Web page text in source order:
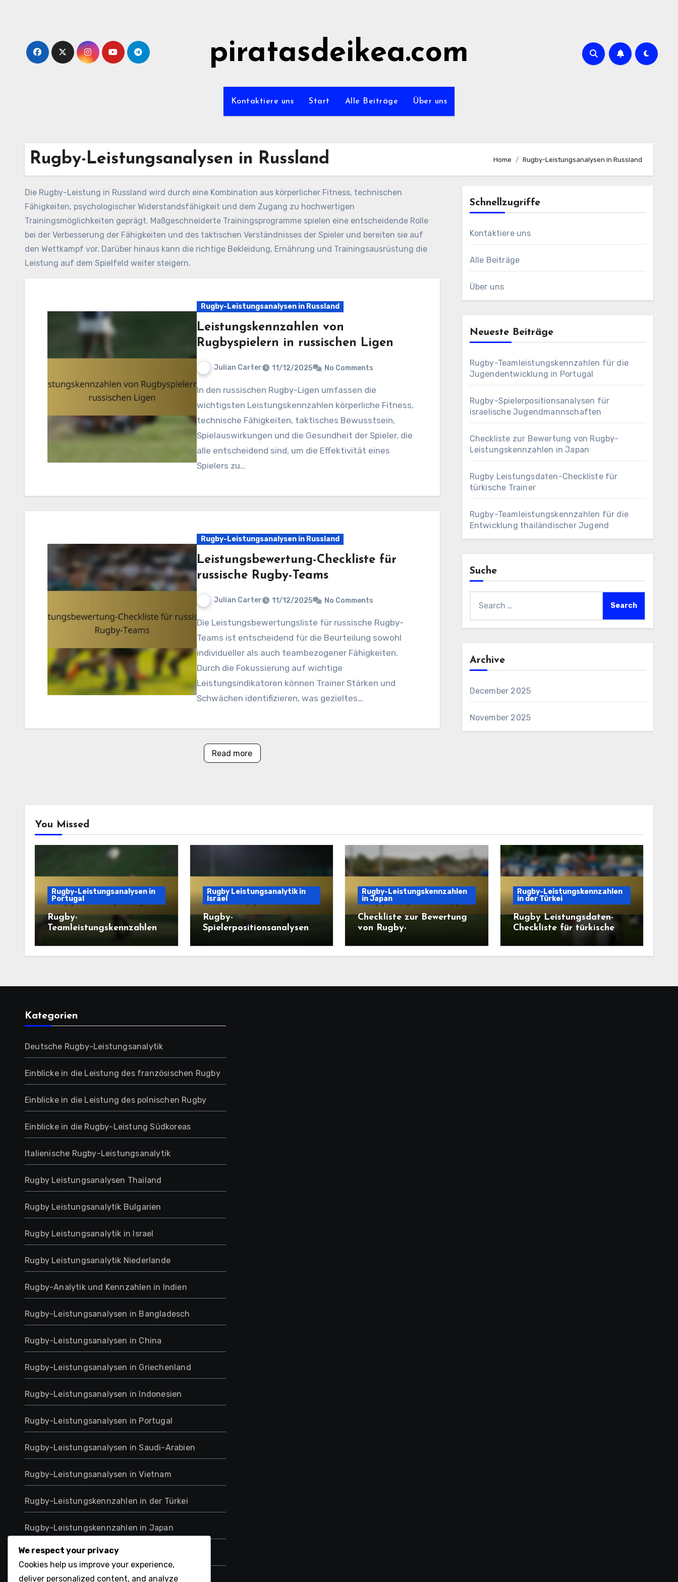
piratasdeikea.com
Kontaktiere uns Start Alle Beiträge Über uns
Rugby-Leistungsanalysen in Russland Home Rugby-Leistungsanalysen in Russland
Die Rugby-Leistung in Russland wird durch eine Kombination aus körperlicher Fitness, technischen
Fähigkeiten, psychologischer Widerstandsfähigkeit und dem Zugang zu hochwertigen
Trainingsmöglichkeiten geprägt. Maßgeschneiderte Trainingsprogramme spielen eine entscheidende Rolle
bei der Verbesserung der Fähigkeiten und des taktischen Verständnisses der Spieler und bereiten sie auf
den Wettkampf vor. Darüber hinaus kann die richtige Bekleidung, Ernährung und Trainingsausrüstung die
Leistung auf dem Spielfeld weiter steigern.
Rugby-Leistungsanalysen in Russland
Leistungskennzahlen von
Rugbyspielern in russischen Ligen
Julian Carter 11/12/2025 No Comments
In den russischen Rugby-Ligen umfassen die
wichtigsten Leistungskennzahlen körperliche Fitness,
technische Fähigkeiten, taktisches Bewusstsein,
Spielauswirkungen und die Gesundheit der Spieler, die
alle entscheidend sind, um die Effektivität eines
Spielers zu…
Rugby-Leistungsanalysen in Russland
Leistungsbewertung-Checkliste für
russische Rugby-Teams
Julian Carter 11/12/2025 No Comments
Die Leistungsbewertungsliste für russische Rugby-
Teams ist entscheidend für die Beurteilung sowohl
individueller als auch teambezogener Fähigkeiten.
Durch die Fokussierung auf wichtige
Leistungsindikatoren können Trainer Stärken und
Schwächen identifizieren, was gezieltes…
Read more
Schnellzugriffe
Kontaktiere uns
Alle Beiträge
Über uns
Neueste Beiträge
Rugby-Teamleistungskennzahlen für die
Jugendentwicklung in Portugal
Rugby-Spielerpositionsanalysen für
israelische Jugendmannschaften
Checkliste zur Bewertung von Rugby-
Leistungskennzahlen in Japan
Rugby Leistungsdaten-Checkliste für
türkische Trainer
Rugby-Teamleistungskennzahlen für die
Entwicklung thailändischer Jugend
Suche
for:
Archive
December 2025
November 2025
You Missed
Rugby-Leistungsanalysen in
Portugal
Rugby-
Teamleistungskennzahlen
Rugby Leistungsanalytik in
Israel
Rugby-
Spielerpositionsanalysen
Rugby-Leistungskennzahlen
in Japan
Checkliste zur Bewertung
von Rugby-
Rugby-Leistungskennzahlen
in der Türkei
Rugby Leistungsdaten-
Checkliste für türkische
Kategorien
Deutsche Rugby-Leistungsanalytik
Einblicke in die Leistung des französischen Rugby
Einblicke in die Leistung des polnischen Rugby
Einblicke in die Rugby-Leistung Südkoreas
Italienische Rugby-Leistungsanalytik
Rugby Leistungsanalysen Thailand
Rugby Leistungsanalytik Bulgarien
Rugby Leistungsanalytik in Israel
Rugby Leistungsanalytik Niederlande
Rugby-Analytik und Kennzahlen in Indien
Rugby-Leistungsanalysen in Bangladesch
Rugby-Leistungsanalysen in China
Rugby-Leistungsanalysen in Griechenland
Rugby-Leistungsanalysen in Indonesien
Rugby-Leistungsanalysen in Portugal
Rugby-Leistungsanalysen in Saudi-Arabien
Rugby-Leistungsanalysen in Vietnam
Rugby-Leistungskennzahlen in der Türkei
Rugby-Leistungskennzahlen in Japan
Tschechische Rugby-Leistungsanalytik
We respect your privacy
Cookies help us improve your experience,
deliver personalized content, and analyze